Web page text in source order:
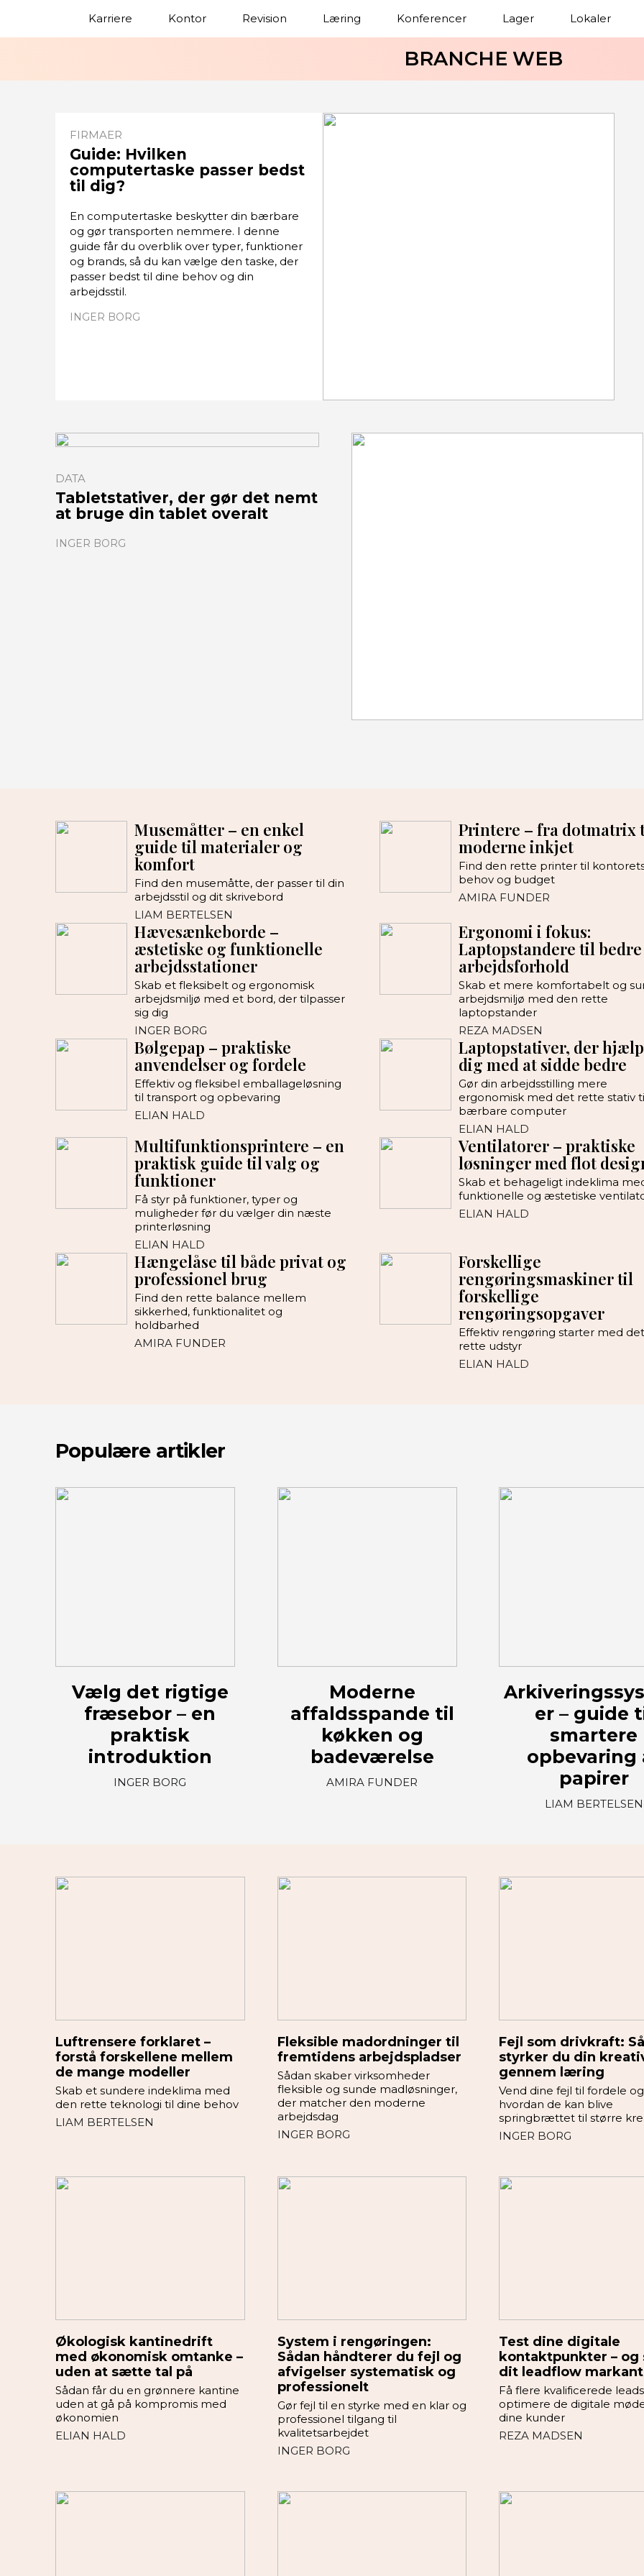
Karriere Kontor Revision Læring Konferencer Lager Lokaler
BRANCHE WEB
Guide: Hvilken
computertaske passer bedst
til dig?
FIRMAER
En computertaske beskytter din bærbare
og gør transporten nemmere. I denne
guide får du overblik over typer, funktioner
og brands, så du kan vælge den taske, der
passer bedst til dine behov og din
arbejdsstil.
INGER BORG
Tabletstativer, der gør det nemt
at bruge din tablet overalt
DATA
INGER BORG
Musemåtter – en enkel
guide til materialer og
komfort
Find den musemåtte, der passer til din
arbejdsstil og dit skrivebord
LIAM BERTELSEN
Printere – fra dotmatrix
moderne inkjet
Find den rette printer til
behov og budget
AMIRA FUNDER
Hævesænkeborde –
æstetiske og funktionelle
arbejdsstationer
Skab et fleksibelt og ergonomisk
arbejdsmiljø med et bord, der tilpasser
sig dig
INGER BORG
Ergonomi i fokus:
Laptopstandere til bedre
arbejdsforhold
Skab et mere komfortabelt og
arbejdsmiljø med den rette
laptopstander
REZA MADSEN
Bølgepap – praktiske
anvendelser og fordele
Effektiv og fleksibel emballageløsning
til transport og opbevaring
ELIAN HALD
Laptopstativer, der
dig med at sidde bedre
Gør din arbejdsstilling mere
ergonomisk med det rette stativ
bærbare computer
ELIAN HALD
Multifunktionsprintere – en
praktisk guide til valg og
funktioner
Få styr på funktioner, typer og
muligheder før du vælger din næste
printerløsning
ELIAN HALD
Ventilatorer – praktiske
løsninger med flot
Skab et behageligt indeklima
funktionelle og æstetiske
ELIAN HALD
Hængelåse til både privat og
professionel brug
Find den rette balance mellem
sikkerhed, funktionalitet og
holdbarhed
AMIRA FUNDER
Forskellige
rengøringsmaskiner til
forskellige
rengøringsopgaver
Effektiv rengøring starter med det
rette udstyr
ELIAN HALD
Populære artikler
Vælg det rigtige
fræsebor – en
praktisk
introduktion
INGER BORG
Moderne
affaldsspande til
køkken og
badeværelse
AMIRA FUNDER
er – guide
smartere
opbevaring
papirer
LIAM BERTELSEN
Luftrensere forklaret –
forstå forskellene mellem
de mange modeller
Skab et sundere indeklima med
den rette teknologi til dine behov
LIAM BERTELSEN
Fleksible madordninger til
fremtidens arbejdspladser
Sådan skaber virksomheder
fleksible og sunde madløsninger,
der matcher den moderne
arbejdsdag
INGER BORG
Fejl som drivkraft:
styrker du din
gennem læring
Vend dine fejl til fordele
hvordan de kan blive
springbrættet til større
INGER BORG
Økologisk kantinedrift
med økonomisk omtanke –
uden at sætte tal på
Sådan får du en grønnere kantine
uden at gå på kompromis med
økonomien
ELIAN HALD
System i rengøringen:
Sådan håndterer du fejl og
afvigelser systematisk og
professionelt
Gør fejl til en styrke med en klar og
professionel tilgang til
kvalitetsarbejdet
INGER BORG
Test dine digitale
kontaktpunkter – og
dit leadflow markant
Få flere kvalificerede
optimere de digitale
dine kunder
REZA MADSEN